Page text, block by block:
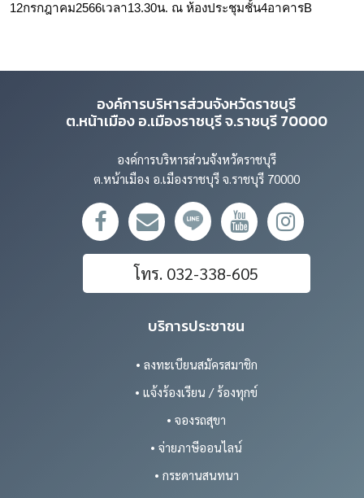
12กรกฎาคม2566เวลา13.30น. ณ ห้องประชุมชั้น4อาคารB
องค์การบริหารส่วนจังหวัดราชบุรี
ต.หน้าเมือง อ.เมืองราชบุรี จ.ราชบุรี 70000
องค์การบริหารส่วนจังหวัดราชบุรี
ต.หน้าเมือง อ.เมืองราชบุรี จ.ราชบุรี 70000
โทร. 032-338-605
บริการประชาชน
• ลงทะเบียนสมัครสมาชิก
• แจ้งร้องเรียน / ร้องทุกข์
• จองรถสุขา
• จ่ายภาษีออนไลน์
• กระดานสนทนา